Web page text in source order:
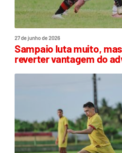
27 de junho de 2026
Sampaio luta muito,
reverter vantagem do